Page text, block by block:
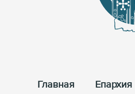
Главная Епархия